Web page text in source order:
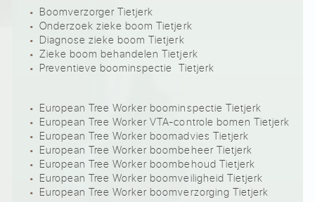
Boomverzorger Tietjerk
Onderzoek zieke boom Tietjerk
Diagnose zieke boom Tietjerk
Zieke boom behandelen Tietjerk
Preventieve boominspectie Tietjerk
European Tree Worker boominspectie Tietjerk
European Tree Worker VTA-controle bomen Tietjerk
European Tree Worker boomadvies Tietjerk
European Tree Worker boombeheer Tietjerk
European Tree Worker boombehoud Tietjerk
European Tree Worker boomveiligheid Tietjerk
European Tree Worker boomverzorging Tietjerk